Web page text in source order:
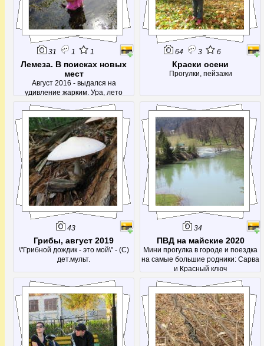
31 1 1
Лемеза. В поисках новых
мест
Август 2016 - выдался на
удивление жарким. Ура, лето
продолжается!
64 3 6
Краски осени
Прогулки, пейзажи
43
Грибы, август 2019
\"Грибной дождик - это мой\" - (С)
дет.мульт.
34
ПВД на майские 2020
Мини прогулка в городе и поездка
на самые большие родники: Сарва
и Красный ключ